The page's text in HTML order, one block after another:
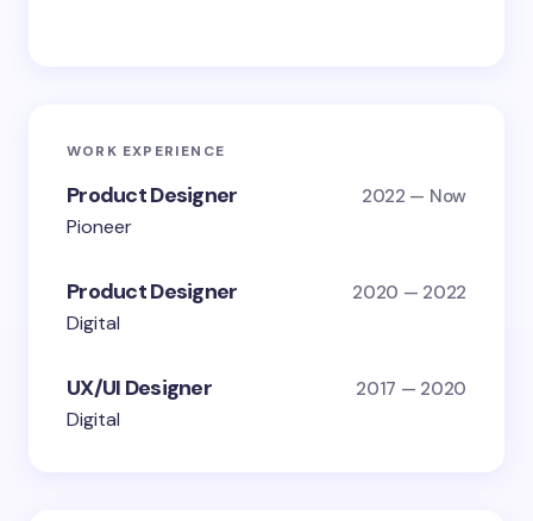
WORK EXPERIENCE
Product Designer 2022 — Now
Pioneer
Product Designer 2020 — 2022
Digital
UX/UI Designer 2017 — 2020
Digital